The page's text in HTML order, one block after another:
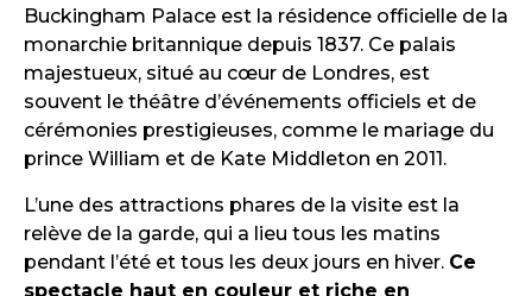
Buckingham Palace est la résidence officielle de la
monarchie britannique depuis 1837. Ce palais
majestueux, situé au cœur de Londres, est
souvent le théâtre d’événements officiels et de
cérémonies prestigieuses, comme le mariage du
prince William et de Kate Middleton en 2011.
L’une des attractions phares de la visite est la
relève de la garde, qui a lieu tous les matins
pendant l’été et tous les deux jours en hiver. Ce
spectacle haut en couleur et riche en